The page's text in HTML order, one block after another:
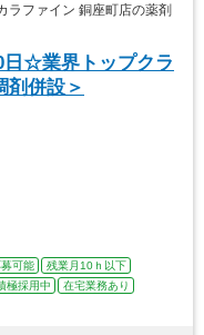
ファイン 銅座町店の薬剤
日☆業界トップクラ
併設＞
可能
残業月10ｈ以下
極採用中
在宅業務あり